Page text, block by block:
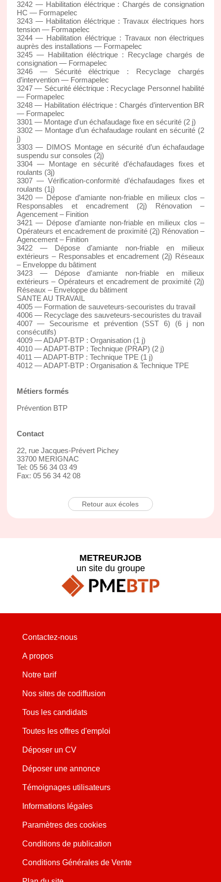
3242 — Habilitation éléctrique : Chargés de consignation
HC — Formapelec
3243 — Habilitation éléctrique : Travaux électriques hors
tension — Formapelec
3244 — Habilitation éléctrique : Travaux non électriques
auprès des installations — Formapelec
3245 — Habilitation éléctrique : Recyclage chargés de
consignation — Formapelec
3246 — Sécurité éléctrique : Recyclage chargés
d’intervention — Formapelec
3247 — Sécurité éléctrique : Recyclage Personnel habilité
— Formapelec
3248 — Habilitation éléctrique : Chargés d’intervention BR
— Formapelec
3301 — Montage d'un échafaudage fixe en sécurité (2 j)
3302 — Montage d’un échafaudage roulant en sécurité (2
j)
3303 — DIMOS Montage en sécurité d’un échafaudage
suspendu sur consoles (2j)
3304 — Montage en sécurité d’échafaudages fixes et
roulants (3j)
3307 — Vérification-conformité d’échafaudages fixes et
roulants (1j)
3420 — Dépose d’amiante non-friable en milieux clos –
Responsables et encadrement (2j) Rénovation –
Agencement – Finition
3421 — Dépose d’amiante non-friable en milieux clos –
Opérateurs et encadrement de proximité (2j) Rénovation –
Agencement – Finition
3422 — Dépose d’amiante non-friable en milieux
extérieurs – Responsables et encadrement (2j) Réseaux
– Enveloppe du bâtiment
3423 — Dépose d’amiante non-friable en milieux
extérieurs – Opérateurs et encadrement de proximité (2j)
Réseaux – Enveloppe du bâtiment
SANTE AU TRAVAIL
4005 — Formation de sauveteurs-secouristes du travail
4006 — Recyclage des sauveteurs-secouristes du travail
4007 — Secourisme et prévention (SST 6) (6 j non
consécutifs)
4009 — ADAPT-BTP : Organisation (1 j)
4010 — ADAPT-BTP : Technique (PRAP) (2 j)
4011 — ADAPT-BTP : Technique TPE (1 j)
4012 — ADAPT-BTP : Organisation & Technique TPE
Métiers formés
Prévention BTP
Contact
22, rue Jacques-Prévert Pichey
33700 MERIGNAC
Tel: 05 56 34 03 49
Fax: 05 56 34 42 08
Retour aux écoles
METREURJOB
un site du groupe
Contactez-nous
A propos
Notre tarif
Nos sites de codiffusion
Tous les candidats
Toutes les offres d'emploi
Déposer un CV
Déposer une annonce
Témoignages utilisateurs
Informations légales
Paramètres des cookies
Conditions de publication
Conditions Générales de Vente